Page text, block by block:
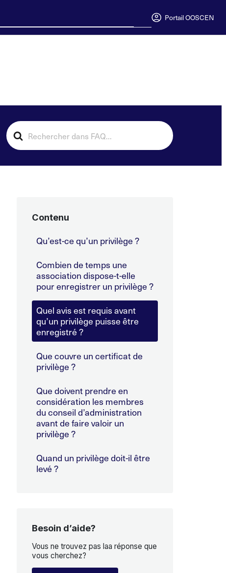
Portail OOSCEN
Search
For
Contenu
Qu’est-ce qu’un privilège ?
Combien de temps une
association dispose-t-elle
pour enregistrer un privilège ?
Quel avis est requis avant
qu’un privilège puisse être
enregistré ?
Que couvre un certificat de
privilège ?
Que doivent prendre en
considération les membres
du conseil d’administration
avant de faire valoir un
privilège ?
Quand un privilège doit-il être
levé ?
Besoin d’aide?
Vous ne trouvez pas laa réponse que
vous cherchez?